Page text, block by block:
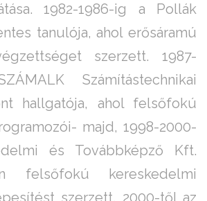
1982-1986-ig a Pollák
tanulója, ahol erősáramú
szerzett. 1987-
Számítástechnikai
hallgatója, ahol felsőfokú
majd, 1998-2000-
és Továbbképző Kft.
felsőfokú kereskedelmi
szerzett. 2000-től az